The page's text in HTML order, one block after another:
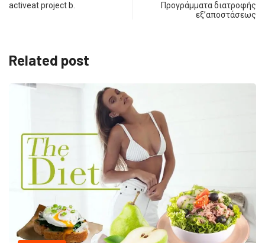
activeat project b.
Προγράμματα διατροφής
εξ’αποστάσεως
Related post